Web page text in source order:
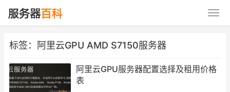
标签：阿里云GPU AMD S7150服务器
阿里云GPU服务器配置选择及租用价格
表